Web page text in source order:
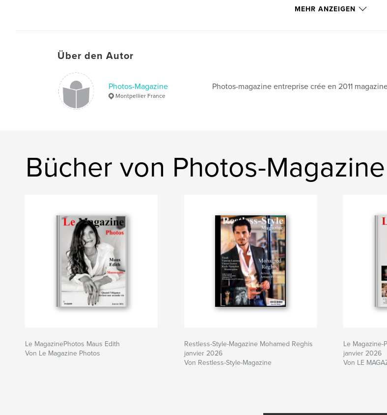
MEHR ANZEIGEN
Über den Autor
Photos-Magazine
Montpellier France
Photos-magazine entreprise crée en 2011
Bücher von Photos-Magazine
Le MagazinePhotos Maus Edith
Von Le Magazine Photos
Restless-Style-Magazine Mohamed Reghis
janvier 2026
Von Restless-Style-Magazine
Le Magazine-
janvier 2026
Von LE